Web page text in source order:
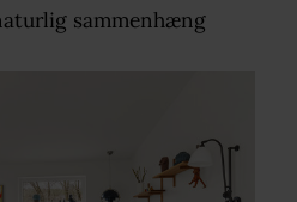
sammenhæng